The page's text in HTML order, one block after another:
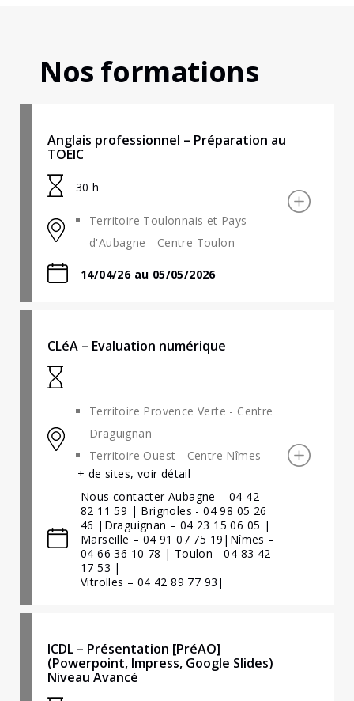
Nos formations
Anglais professionnel – Préparation au
TOEIC
30 h
Territoire Toulonnais et Pays
d'Aubagne - Centre Toulon
14/04/26 au 05/05/2026
CLéA – Evaluation numérique
Territoire Provence Verte - Centre
Draguignan
Territoire Ouest - Centre Nîmes
+ de sites, voir détail
Nous contacter Aubagne – 04 42
82 11 59 | Brignoles - 04 98 05 26
46 |Draguignan – 04 23 15 06 05 |
Marseille – 04 91 07 75 19|Nîmes –
04 66 36 10 78 | Toulon - 04 83 42
17 53 |
Vitrolles – 04 42 89 77 93|
ICDL – Présentation [PréAO]
(Powerpoint, Impress, Google Slides)
Niveau Avancé